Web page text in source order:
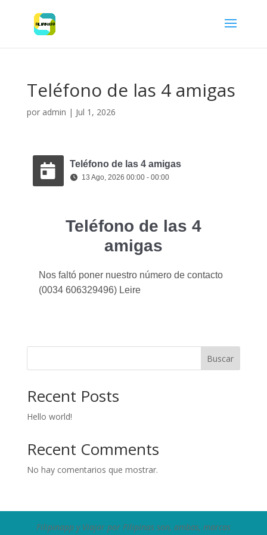
Teléfono de las 4 amigas
por admin | Jul 1, 2026
Teléfono de las 4 amigas
13 Ago, 2026 00:00 - 00:00
Teléfono de las 4
amigas
Nos faltó poner nuestro número de contacto
(0034 606329496) Leire
Buscar
Recent Posts
Hello world!
Recent Comments
No hay comentarios que mostrar.
Filipinapp y Viajar por Filipinas son, ambas, marcas